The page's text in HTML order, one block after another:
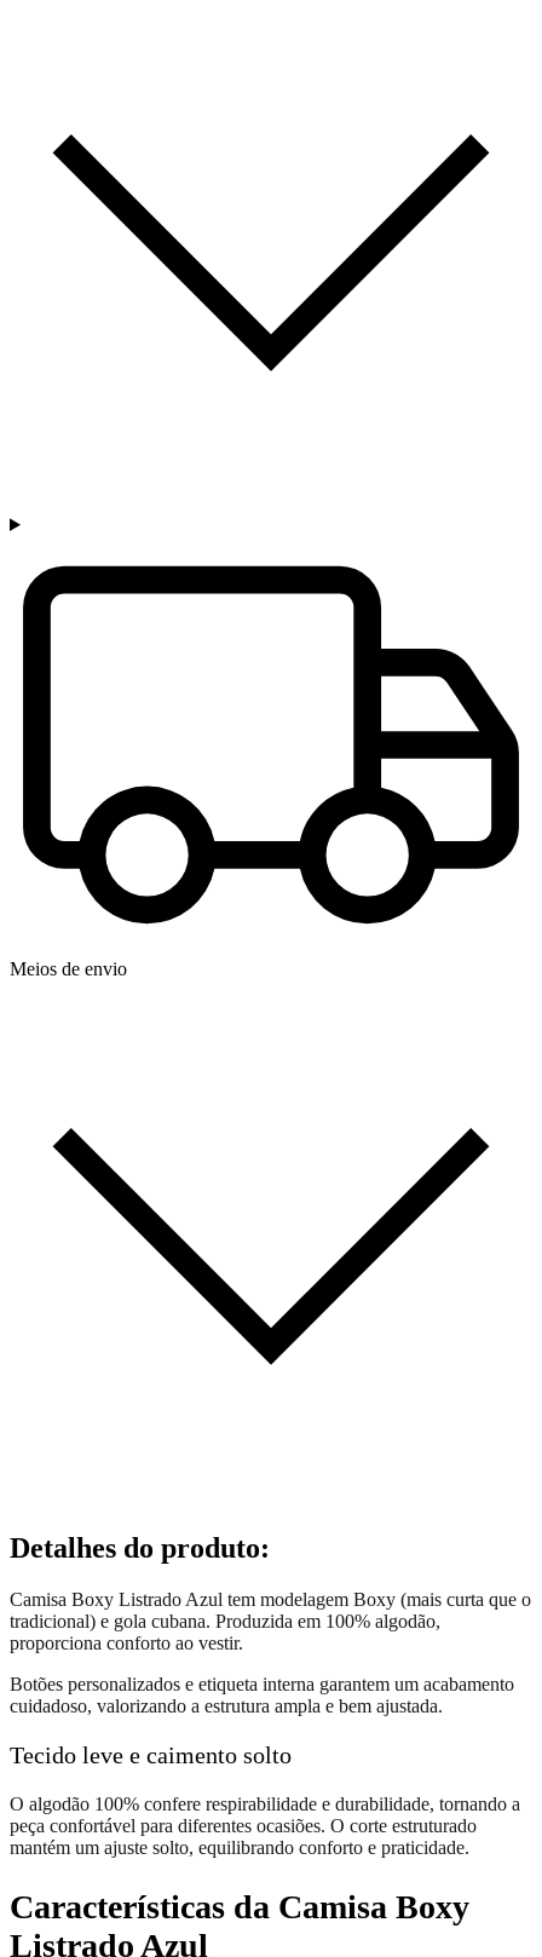
Meios de envio
Detalhes do produto:
Camisa Boxy Listrado Azul tem modelagem Boxy (mais curta que o
tradicional) e gola cubana. Produzida em 100% algodão,
proporciona conforto ao vestir.
Botões personalizados e etiqueta interna garantem um acabamento
cuidadoso, valorizando a estrutura ampla e bem ajustada.
Tecido leve e caimento solto
O algodão 100% confere respirabilidade e durabilidade, tornando a
peça confortável para diferentes ocasiões. O corte estruturado
mantém um ajuste solto, equilibrando conforto e praticidade.
Características da Camisa Boxy
Listrado Azul